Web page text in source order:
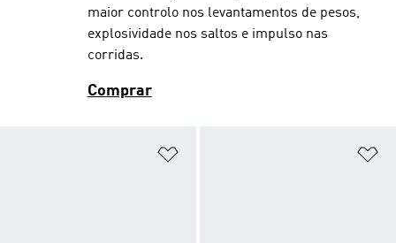
maior controlo nos levantamentos de pesos,
explosividade nos saltos e impulso nas
corridas.
Comprar